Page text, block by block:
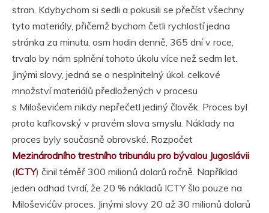
stran. Kdybychom si sedli a pokusili se přečíst všechny
tyto materiály, přičemž bychom četli rychlostí jedna
stránka za minutu, osm hodin denně, 365 dní v roce,
trvalo by nám splnění tohoto úkolu více než sedm let.
Jinými slovy, jedná se o nesplnitelný úkol. celkové
množství materiálů předložených v procesu
s Miloševićem nikdy nepřečetl jediný člověk. Proces byl
proto kafkovský v pravém slova smyslu. Náklady na
proces byly současně obrovské. Rozpočet
Mezinárodního trestního tribunálu pro bývalou Jugoslávii
(ICTY) činil téměř 300 milionů dolarů ročně. Například
jeden odhad tvrdí, že 20 % nákladů ICTY šlo pouze na
Miloševićův proces. Jinými slovy 20 až 30 milionů dolarů